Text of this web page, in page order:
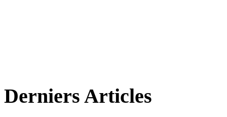
Derniers Articles